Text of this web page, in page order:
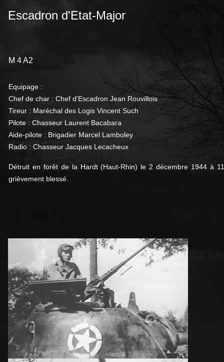
Escadron d'Etat-Major
M 4 A2
Equipage :
Chef de char : Chef d'Escadron Jean Rouvillois
Tireur : Maréchal des Logis Vincent Such
Pilote : Chasseur Laurent Bacabara
Aide-pilote : Brigadier Marcel Lamboley
Radio : Chasseur Jacques Lecacheux
Détruit en forêt de la Hardt (Haut-Rhin) le 2 décembre 1944 à
grièvement blessé.